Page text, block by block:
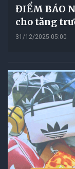
ĐIỂM BÁO
cho tăng
31/12/2025 05:00